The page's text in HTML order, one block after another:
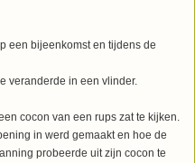
een bijeenkomst en tijdens de
veranderde in een vlinder.
cocon van een rups zat te kijken.
in werd gemaakt en hoe de
probeerde uit zijn cocon te